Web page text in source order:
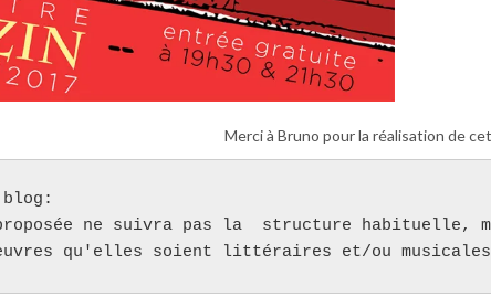
Merci à Bruno pour la réalisation de
ne suivra pas la  structure
qu'elles soient littéraires et/ou